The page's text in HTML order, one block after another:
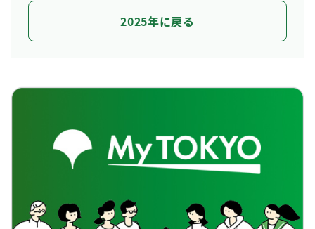
2025年に戻る